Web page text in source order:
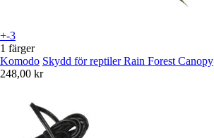
+-3
1 färger
Komodo Skydd för reptiler Rain Forest Canopy
248,00 kr